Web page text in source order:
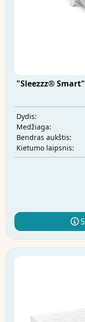
"Sleezzz®
Dydis:
Medžiaga:
Bendras aukštis:
Kietumo laipsnis: